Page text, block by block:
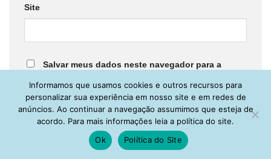
Site
Salvar meus dados neste navegador para a
próxima vez que eu comentar.
Informamos que usamos cookies e outros recursos para
personalizar sua experiência em nosso site e em redes de
anúncios. Ao continuar a navegação assumimos que esteja de
acordo. Para mais informações leia a política do site.
Ok
Política do Site